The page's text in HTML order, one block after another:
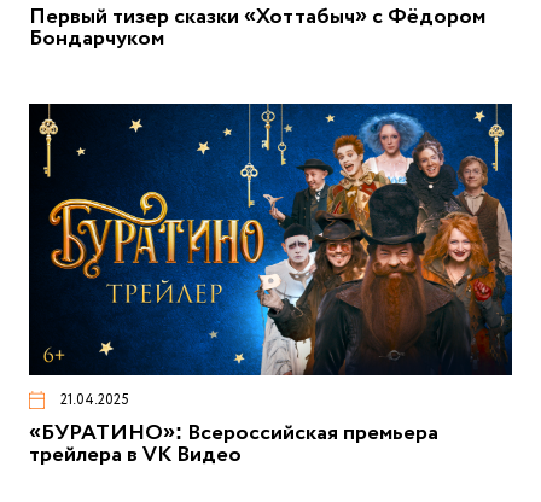
Первый тизер сказки «Хоттабыч» с Фёдором
Бондарчуком
21.04.2025
«БУРАТИНО»: Всероссийская премьера
трейлера в VK Видео